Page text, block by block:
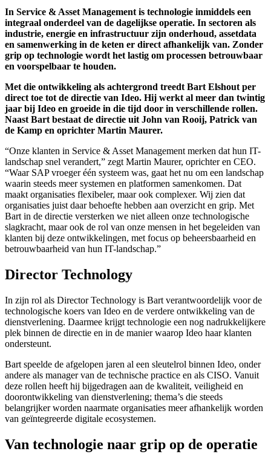
In Service & Asset Management is technologie inmiddels een
integraal onderdeel van de dagelijkse operatie. In sectoren als
industrie, energie en infrastructuur zijn onderhoud, assetdata
en samenwerking in de keten er direct afhankelijk van. Zonder
grip op technologie wordt het lastig om processen betrouwbaar
en voorspelbaar te houden.
Met die ontwikkeling als achtergrond treedt Bart Elshout per
direct toe tot de directie van Ideo. Hij werkt al meer dan twintig
jaar bij Ideo en groeide in die tijd door in verschillende rollen.
Naast Bart bestaat de directie uit John van Rooij, Patrick van
de Kamp en oprichter Martin Maurer.
“Onze klanten in Service & Asset Management merken dat hun IT-
landschap snel verandert,” zegt Martin Maurer, oprichter en CEO.
“Waar SAP vroeger één systeem was, gaat het nu om een landschap
waarin steeds meer systemen en platformen samenkomen. Dat
maakt organisaties flexibeler, maar ook complexer. Wij zien dat
organisaties juist daar behoefte hebben aan overzicht en grip. Met
Bart in de directie versterken we niet alleen onze technologische
slagkracht, maar ook de rol van onze mensen in het begeleiden van
klanten bij deze ontwikkelingen, met focus op beheersbaarheid en
betrouwbaarheid van hun IT-landschap.”
Director Technology
In zijn rol als Director Technology is Bart verantwoordelijk voor de
technologische koers van Ideo en de verdere ontwikkeling van de
dienstverlening. Daarmee krijgt technologie een nog nadrukkelijkere
plek binnen de directie en in de manier waarop Ideo haar klanten
ondersteunt.
Bart speelde de afgelopen jaren al een sleutelrol binnen Ideo, onder
andere als manager van de technische practice en als CISO. Vanuit
deze rollen heeft hij bijgedragen aan de kwaliteit, veiligheid en
doorontwikkeling van dienstverlening; thema’s die steeds
belangrijker worden naarmate organisaties meer afhankelijk worden
van geïntegreerde digitale ecosystemen.
Van technologie naar grip op de operatie